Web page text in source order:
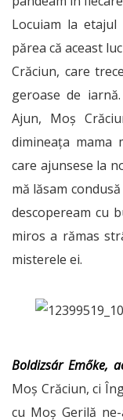
Locuiam la
părea că aceast
Crăciun, care
geroase de
Ajun, Moș
dimineața mama
care ajunsese la
mă lăsam
descopeream cu
miros a rămas
misterele ei.
Boldizsár Emőke,
Moș Crăciun, ci
cu Moș Gerilă